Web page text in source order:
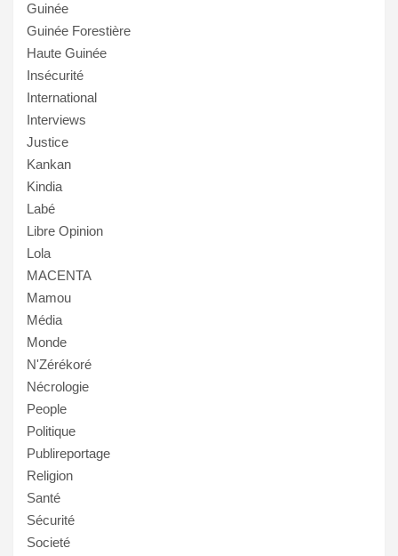
Guinée
Guinée Forestière
Haute Guinée
Insécurité
International
Interviews
Justice
Kankan
Kindia
Labé
Libre Opinion
Lola
MACENTA
Mamou
Média
Monde
N'Zérékoré
Nécrologie
People
Politique
Publireportage
Religion
Santé
Sécurité
Societé